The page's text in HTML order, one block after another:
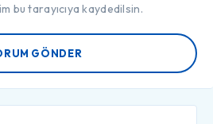
bu tarayıcıya kaydedilsin.
GÖNDER